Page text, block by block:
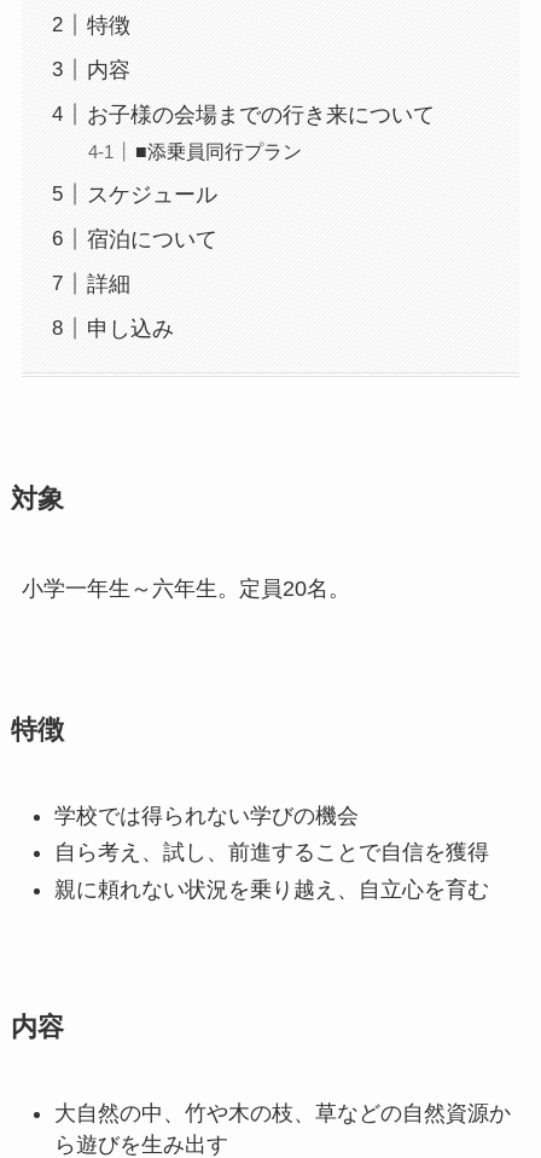
特徴
内容
お子様の会場までの行き来について
■添乗員同行プラン
スケジュール
宿泊について
詳細
申し込み
対象
小学一年生～六年生。定員20名。
特徴
学校では得られない学びの機会
自ら考え、試し、前進することで自信を獲得
親に頼れない状況を乗り越え、自立心を育む
内容
大自然の中、竹や木の枝、草などの自然資源か
ら遊びを生み出す